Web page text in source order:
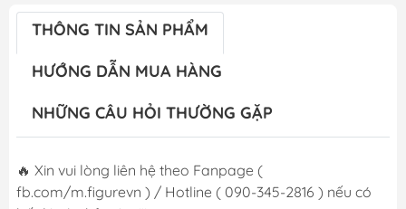
THÔNG TIN SẢN PHẨM
HƯỚNG DẪN MUA HÀNG
NHỮNG CÂU HỎI THƯỜNG GẶP
🔥 Xin vui lòng liên hệ theo Fanpage (
fb.com/m.figurevn ) / Hotline ( 090-345-2816 ) nếu có